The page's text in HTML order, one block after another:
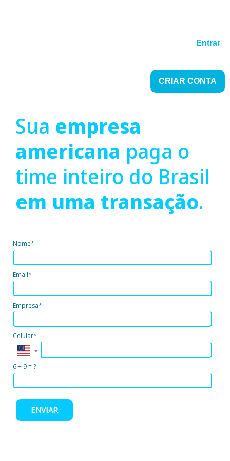
Entrar
CRIAR CONTA
Sua empresa
americana paga o
time inteiro do Brasil
em uma transação.
Nome*
Email*
Empresa*
Celular*
6 + 9 = ?
ENVIAR